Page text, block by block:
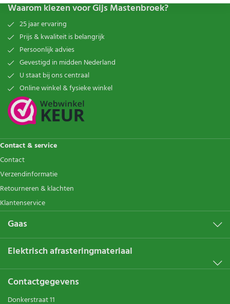
Waarom kiezen voor Gijs Mastenbroek?
25 jaar ervaring
Prijs & kwaliteit is belangrijk
Persoonlijk advies
Gevestigd in midden Nederland
U staat bij ons centraal
Online winkel & fysieke winkel
Contact & service
Contact
Verzendinformatie
Retourneren & klachten
Klantenservice
Gaas
Elektrisch afrasteringmateriaal
Contactgegevens
Donkerstraat 11